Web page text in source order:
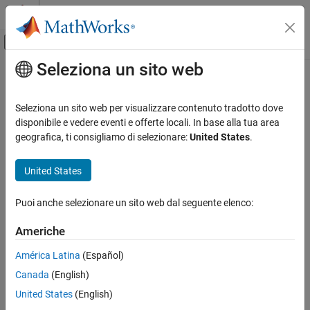
Vai al contenuto
Attiva/disattiva menu di navigazione
Pagina iniziale della documentazione
Requirements Toolbox
Integrate Requirements from Third-Party
Tools
ON THIS PAGE
Syntax
Description
Contenuto principale
navigateToExternalArtifact
Class:slreq.Reference
Namespace:slreq
Navigate from imported referenced requirement to original
requirement
expand all in page
Syntax
navigateToExternalArtifact(ref)
Description
Seleziona un sito web
Seleziona un sito web per visualizzare contenuto tradotto dove
disponibile e vedere eventi e offerte locali. In base alla tua area
geografica, ti consigliamo di selezionare:United States.
United States
Puoi anche selezionare un sito web dal seguente elenco:
Americhe
América Latina (Español)
Canada (English)
United States (English)